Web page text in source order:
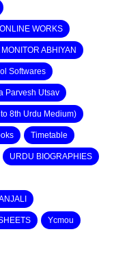
WORKS
ABHIYAN
Softwares
Parvesh Utsav
8th Urdu Medium)
Timetable
URDU BIOGRAPHIES
Ycmou